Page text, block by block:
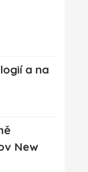
a na
New